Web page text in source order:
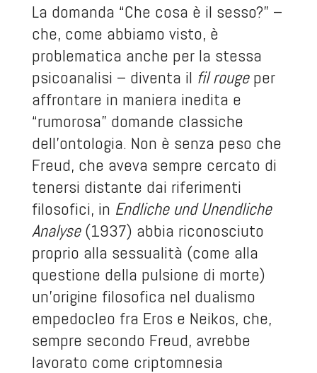
La domanda “Che cosa è il sesso?” –
che, come abbiamo visto, è
problematica anche per la stessa
psicoanalisi – diventa il fil rougeper
affrontare in maniera inedita e
“rumorosa” domande classiche
dell’ontologia. Non è senza peso che
Freud, che aveva sempre cercato di
tenersi distante dai riferimenti
filosofici, in Endliche und Unendliche
Analyse(1937) abbia riconosciuto
proprio alla sessualità (come alla
questione della pulsione di morte)
un’origine filosofica nel dualismo
empedocleo fra Eros e Neikos, che,
sempre secondo Freud, avrebbe
lavorato come criptomnesia